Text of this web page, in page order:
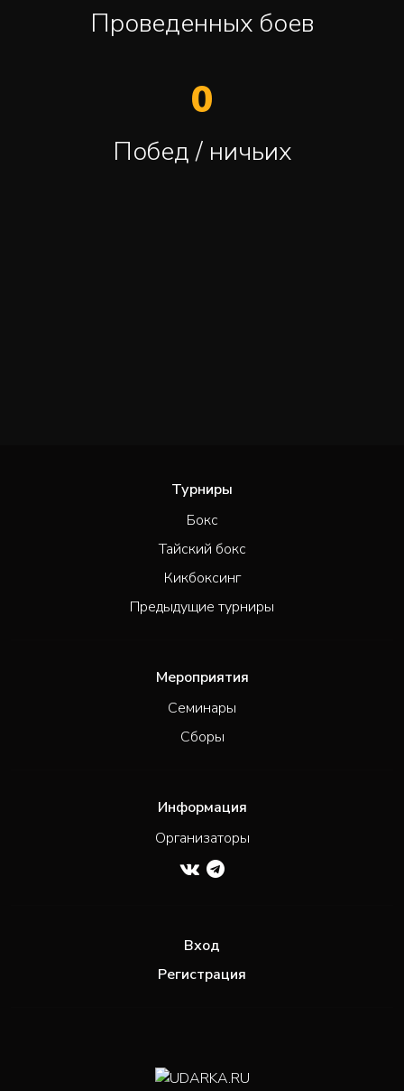
Проведенных боев
0
Побед / ничьих
Турниры
Бокс
Тайский бокс
Кикбоксинг
Предыдущие турниры
Мероприятия
Семинары
Сборы
Информация
Организаторы
Вход
Регистрация